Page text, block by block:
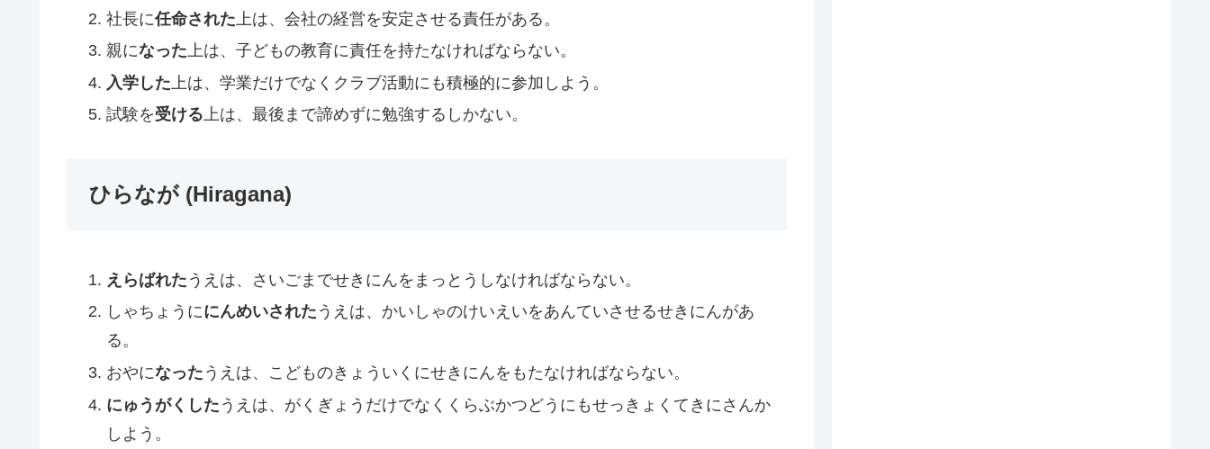
社長に任命された 上は、会社の経営を安定させる責任がある。
親になった上は、子どもの教育に責任を持たなければならない。
入学した 上は、学業だけでなくクラブ活動にも積極的に参加しよう。
試験を受ける上は、最後まで諦めずに勉強するしかない。
ひらなが (Hiragana)
えらばれた うえは、さいごまでせきにんをまっとうしなければならない。
しゃちょうににんめいされた うえは、かいしゃのけいえいをあんていさせるせきにんがあ
る。
おやになった うえは、こどものきょういくにせきにんをもたなければならない。
にゅうがくした うえは、がくぎょうだけでなくくらぶかつどうにもせっきょくてきにさんか
しよう。